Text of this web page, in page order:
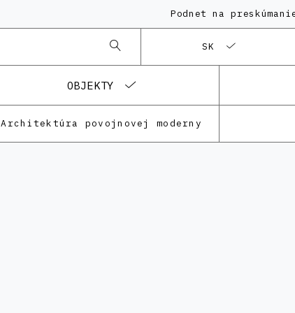
Podnet na preskúmanie
SK
OBJEKTY
Architektúra povojnovej moderny